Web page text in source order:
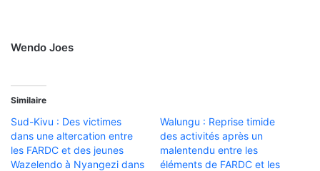
Wendo Joes
Similaire
Sud-Kivu : Des victimes
dans une altercation entre
les FARDC et des jeunes
Wazelendo à Nyangezi dans
Walungu : Reprise timide
des activités après un
malentendu entre les
éléments de FARDC et les